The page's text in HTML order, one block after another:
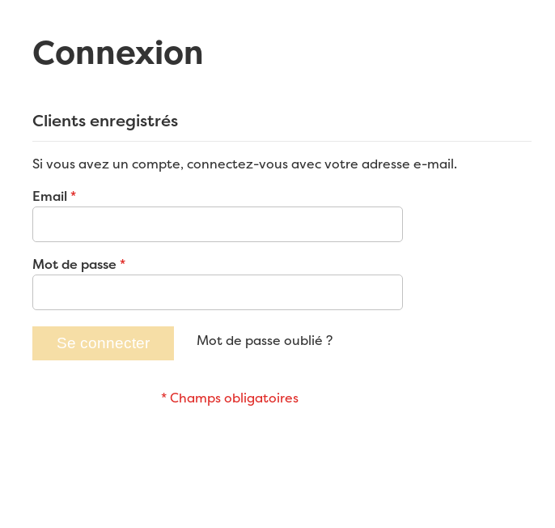
Connexion
Clients enregistrés
Si vous avez un compte, connectez-vous avec votre adresse e-mail.
Email
Mot de passe
Se connecter Mot de passe oublié ?